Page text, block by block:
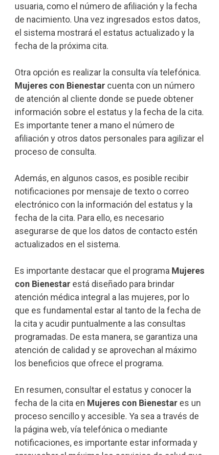
usuaria, como el número de afiliación y la fecha
de nacimiento. Una vez ingresados estos datos,
el sistema mostrará el estatus actualizado y la
fecha de la próxima cita.
Otra opción es realizar la consulta vía telefónica.
Mujeres con Bienestar cuenta con un número
de atención al cliente donde se puede obtener
información sobre el estatus y la fecha de la cita.
Es importante tener a mano el número de
afiliación y otros datos personales para agilizar el
proceso de consulta.
Además, en algunos casos, es posible recibir
notificaciones por mensaje de texto o correo
electrónico con la información del estatus y la
fecha de la cita. Para ello, es necesario
asegurarse de que los datos de contacto estén
actualizados en el sistema.
Es importante destacar que el programa Mujeres
con Bienestar está diseñado para brindar
atención médica integral a las mujeres, por lo
que es fundamental estar al tanto de la fecha de
la cita y acudir puntualmente a las consultas
programadas. De esta manera, se garantiza una
atención de calidad y se aprovechan al máximo
los beneficios que ofrece el programa.
En resumen, consultar el estatus y conocer la
fecha de la cita en Mujeres con Bienestar es un
proceso sencillo y accesible. Ya sea a través de
la página web, vía telefónica o mediante
notificaciones, es importante estar informada y